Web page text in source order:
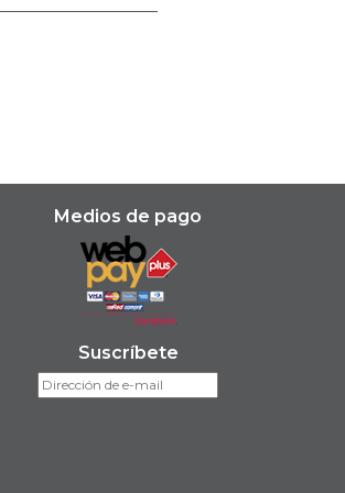
Medios de pago
Suscríbete